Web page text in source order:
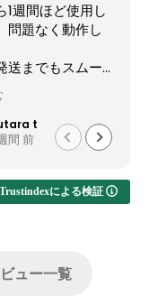
他のショップより安いので
怪しい店なのか？と躊躇し
やXで組んだPCの画像を投
って買ってみました。
結果1週間でちゃんと届きま
した。初見だと怪しさ全開
います。サイト内で自分が
注文したPCの完成後を載せ
でサポートは分かりません
続きを読む
れいれい
1 か月 前
Trustindexによる検証
ュー一覧